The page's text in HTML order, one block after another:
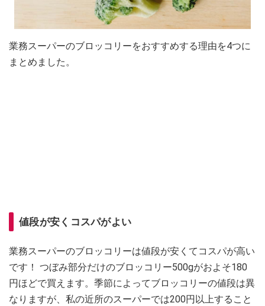
業務スーパーのブロッコリーをおすすめする理由を4つに
まとめました。
値段が安くコスパがよい
業務スーパーのブロッコリーは値段が安くてコスパが高い
です！ つぼみ部分だけのブロッコリー500gがおよそ180
円ほどで買えます。季節によってブロッコリーの値段は異
なりますが、私の近所のスーパーでは200円以上すること